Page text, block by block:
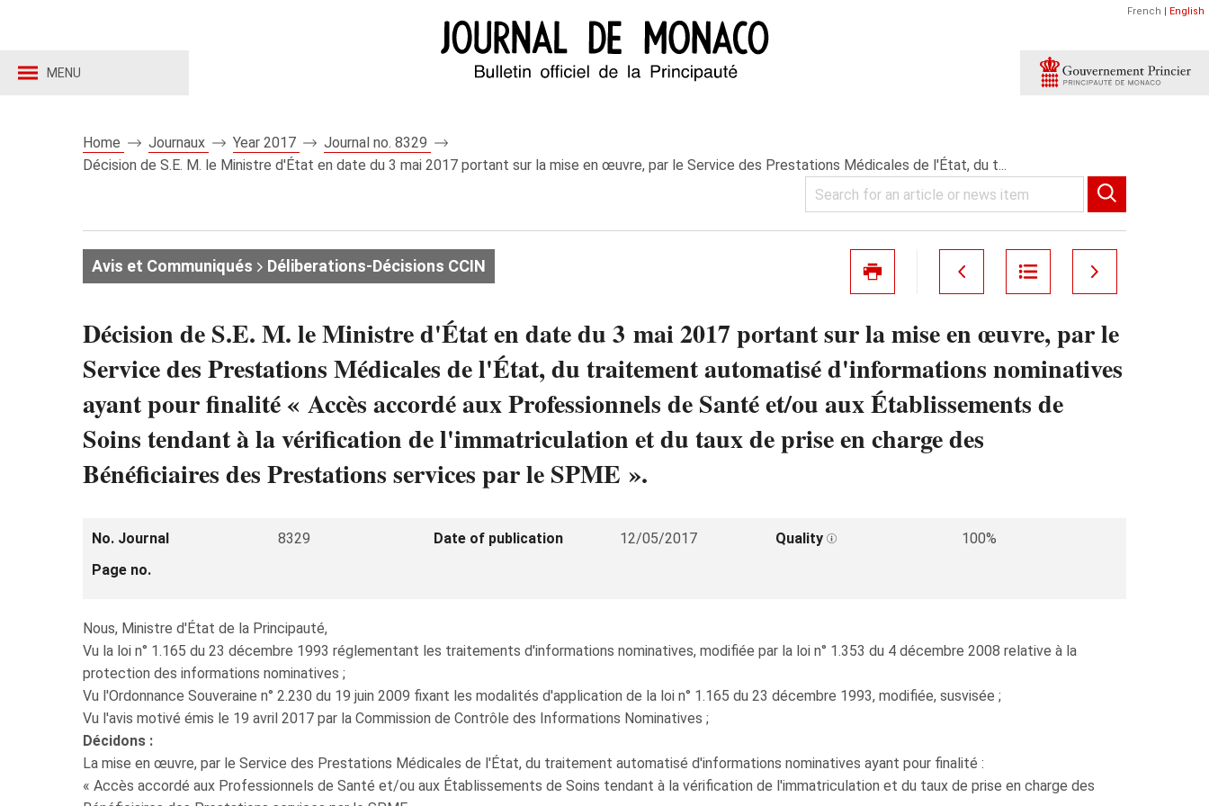
MENU
French | English
Home Journaux Year 2017
Journal no. 8329
Décision de S.E. M. le Ministre d'État en date du 3 mai 2017 portant sur la mise en œuvre, par le Service des Prestations Médicales de l'État, du t...
Avis et Communiqués Déliberations-Décisions CCIN
Décision de S.E. M. le Ministre d'État en date du 3 mai 2017 portant sur la mise en œuvre, par le
Service des Prestations Médicales de l'État, du traitement automatisé d'informations nominatives
ayant pour finalité « Accès accordé aux Professionnels de Santé et/ou aux Établissements de
Soins tendant à la vérification de l'immatriculation et du taux de prise en charge des
Bénéficiaires des Prestations services par le SPME ».
No. Journal 8329 Date of publication 12/05/2017 Quality
100%
Page no.
Nous, Ministre d'État de la Principauté,
Vu la loi n° 1.165 du 23 décembre 1993 réglementant les traitements d'informations nominatives, modifiée par la loi n° 1.353 du 4 décembre 2008 relative à la
protection des informations nominatives ;
Vu l'Ordonnance Souveraine n° 2.230 du 19 juin 2009 fixant les modalités d'application de la loi n° 1.165 du 23 décembre 1993, modifiée, susvisée ;
Vu l'avis motivé émis le 19 avril 2017 par la Commission de Contrôle des Informations Nominatives ;
Décidons :
La mise en œuvre, par le Service des Prestations Médicales de l'État, du traitement automatisé d'informations nominatives ayant pour finalité :
« Accès accordé aux Professionnels de Santé et/ou aux Établissements de Soins tendant à la vérification de l'immatriculation et du taux de prise en charge des